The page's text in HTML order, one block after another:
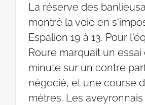
La réserve des
montré la voie en
Espalion 19 à 13. Pour
Roure marquait un essai
minute sur un contre
négocié, et une course
mètres. Les